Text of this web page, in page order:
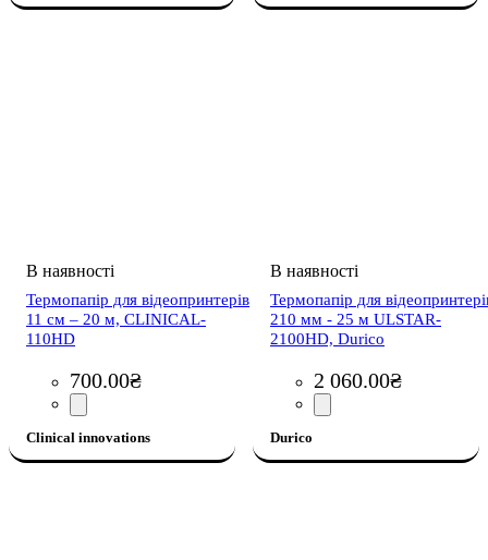
Термопапір для відеопринтерів
11 см – 20 м, CLINICAL-
110HD
700.00₴
Clinical innovations
Термопапір для
210 мм - 25 м ULSTAR-
2100HD, Durico
2 060.00₴
Durico